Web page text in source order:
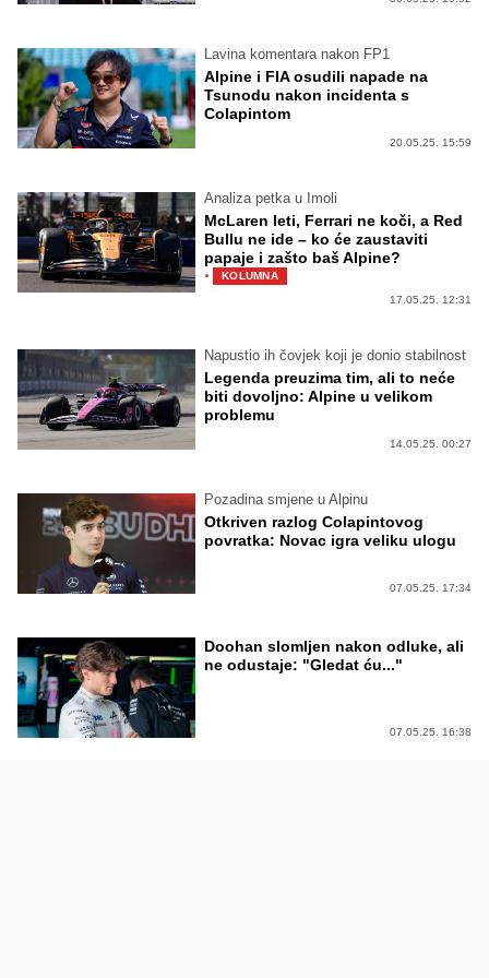
Lavina komentara nakon FP1
Alpine i FIA osudili napade na
Tsunodu nakon incidenta s
Colapintom
20.05.25. 15:59
Analiza petka u Imoli
McLaren leti, Ferrari ne koči, a Red
Bullu ne ide – ko će zaustaviti
papaje i zašto baš Alpine?
·
KOLUMNA
17.05.25. 12:31
Napustio ih čovjek koji je donio stabilnost
Legenda preuzima tim, ali to neće
biti dovoljno: Alpine u velikom
problemu
14.05.25. 00:27
Pozadina smjene u Alpinu
Otkriven razlog Colapintovog
povratka: Novac igra veliku ulogu
07.05.25. 17:34
Doohan slomljen nakon odluke, ali
ne odustaje: "Gledat ću..."
07.05.25. 16:38